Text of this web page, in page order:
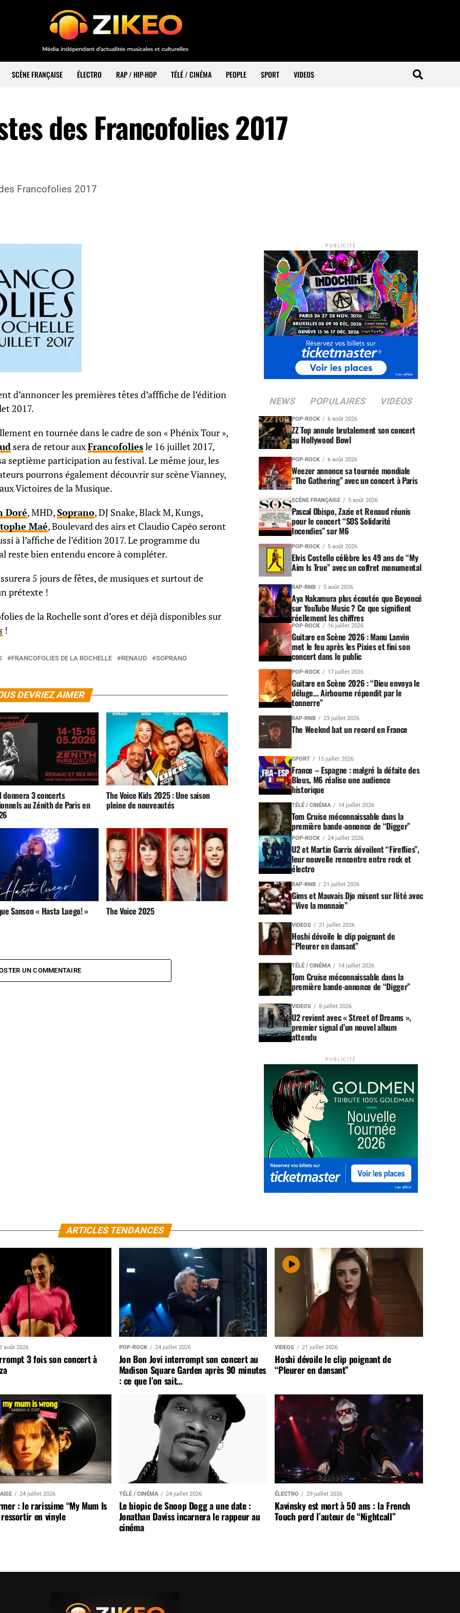
SCÈNE FRANÇAISE ÉLECTRO RAP / HIP-HOP TÉLÉ / CINÉMA PEOPLE SPORT VIDEOS
des Francofolies 2017
Francofolies 2017
d’annoncer les premières têtes d’afffiche de l’édition
2017.
en tournée dans le cadre de son « Phénix Tour »,
sera de retour auxFrancofoliesle 16 juillet 2017,
septième participation au festival. Le même jour, les
pourrons également découvrir sur scène Vianney,
Victoires de la Musique.
Doré, MHD,Soprano, DJ Snake, Black M, Kungs,
Maé, Boulevard des airs et Claudio Capéo seront
à l’affiche de l’édition 2017. Le programme du
reste bien entendu encore à compléter.
5 jours de fêtes, de musiques et surtout de
prétexte !
de la Rochelle sont d’ores et déjà disponibles sur
!
FRANCOFOLIES DE LA ROCHELLE RENAUD SOPRANO
DEVRIEZ AIMER
donnera 3 concerts
au Zénith de Paris en
The Voice Kids 2025 : Une saison
pleine de nouveautés
Sanson « Hasta Luego! » The Voice 2025
UN COMMENTAIRE
PUBLICITÉ
NEWS POPULAIRES VIDEOS
POP-ROCK 6 août 2026
ZZ Top annule brutalement son concert
au Hollywood Bowl
POP-ROCK 6 août 2026
Weezer annonce sa tournée mondiale
“The Gathering” avec un concert à Paris
SCÈNE FRANÇAISE 5 août 2026
Pascal Obispo, Zazie et Renaud réunis
pour le concert “SOS Solidarité
Incendies” sur M6
POP-ROCK 5 août 2026
Elvis Costello célèbre les 49 ans de “My
Aim Is True” avec un coffret monumental
RAP-RNB 5 août 2026
Aya Nakamura plus écoutée que Beyoncé
sur YouTube Music ? Ce que signifient
réellement les chiffres
POP-ROCK 16 juillet 2026
Guitare en Scène 2026 : Manu Lanvin
met le feu après les Pixies et fini son
concert dans le public
POP-ROCK 17 juillet 2026
Guitare en Scène 2026 : “Dieu envoya le
déluge… Airbourne répondit par le
tonnerre”
RAP-RNB 23 juillet 2026
The Weeknd bat un record en France
SPORT 15 juillet 2026
France – Espagne : malgré la défaite des
Bleus, M6 réalise une audience
historique
TÉLÉ / CINÉMA 14 juillet 2026
Tom Cruise méconnaissable dans la
première bande-annonce de “Digger”
POP-ROCK 24 juillet 2026
U2 et Martin Garrix dévoilent “Fireflies”,
leur nouvelle rencontre entre rock et
électro
RAP-RNB 21 juillet 2026
Gims et Mauvais Djo misent sur l’été avec
“Vive la monnaie”
VIDEOS 21 juillet 2026
Hoshi dévoile le clip poignant de
“Pleurer en dansant”
TÉLÉ / CINÉMA 14 juillet 2026
Tom Cruise méconnaissable dans la
première bande-annonce de “Digger”
VIDEOS 8 juillet 2026
U2 revient avec « Street of Dreams »,
premier signal d’un nouvel album
attendu
PUBLICITÉ
ARTICLES TENDANCES
août 2026
3 fois son concert à
POP-ROCK 24 juillet 2026
Jon Bon Jovi interrompt son concert au
Madison Square Garden après 90 minutes
: ce que l’on sait…
VIDEOS 21 juillet 2026
Hoshi dévoile le clip poignant de
“Pleurer en dansant”
24 juillet 2026
: le rarissime “My Mum Is
ressortir en vinyle
TÉLÉ / CINÉMA 24 juillet 2026
Le biopic de Snoop Dogg a une date :
Jonathan Daviss incarnera le rappeur au
cinéma
ÉLECTRO 29 juillet 2026
Kavinsky est mort à 50 ans : la French
Touch perd l’auteur de “Nightcall”